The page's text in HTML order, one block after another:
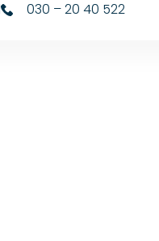
030 – 20 40 522